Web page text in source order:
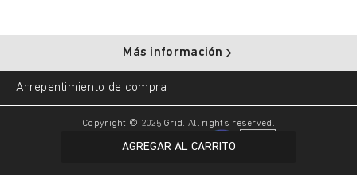
AGREGAR AL CARRITO
Más información
Arrepentimiento de compra
Copyright © 2025 Grid. All rights reserved.